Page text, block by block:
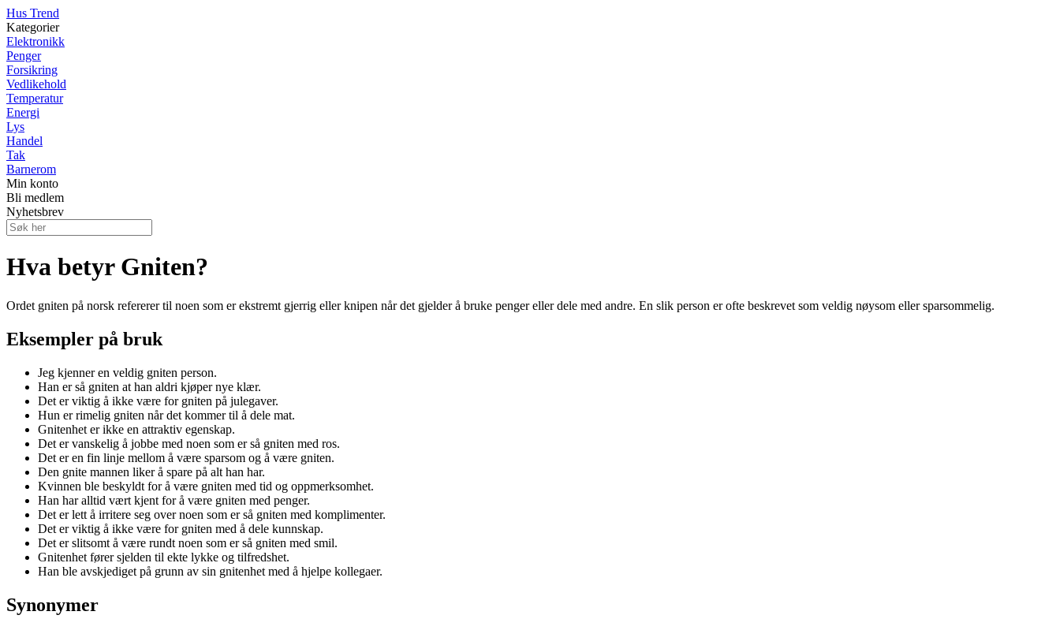
Hus Trend
Kategorier
Elektronikk
Penger
Forsikring
Vedlikehold
Temperatur
Energi
Lys
Handel
Tak
Barnerom
Min konto
Bli medlem
Nyhetsbrev
Hva betyr Gniten?
Ordet gniten på norsk refererer til noen som er ekstremt gjerrig eller knipen når det gjelder å bruke penger eller dele med andre. En slik person er ofte beskrevet som veldig nøysom eller sparsommelig.
Eksempler på bruk
Jeg kjenner en veldig gniten person.
Han er så gniten at han aldri kjøper nye klær.
Det er viktig å ikke være for gniten på julegaver.
Hun er rimelig gniten når det kommer til å dele mat.
Gnitenhet er ikke en attraktiv egenskap.
Det er vanskelig å jobbe med noen som er så gniten med ros.
Det er en fin linje mellom å være sparsom og å være gniten.
Den gnite mannen liker å spare på alt han har.
Kvinnen ble beskyldt for å være gniten med tid og oppmerksomhet.
Han har alltid vært kjent for å være gniten med penger.
Det er lett å irritere seg over noen som er så gniten med komplimenter.
Det er viktig å ikke være for gniten med å dele kunnskap.
Det er slitsomt å være rundt noen som er så gniten med smil.
Gnitenhet fører sjelden til ekte lykke og tilfredshet.
Han ble avskjediget på grunn av sin gnitenhet med å hjelpe kollegaer.
Synonymer